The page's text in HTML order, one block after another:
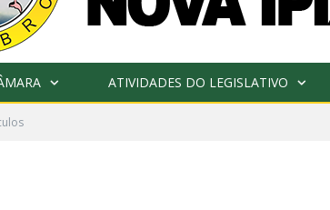
ATIVIDADES DO LEGISLATIVO